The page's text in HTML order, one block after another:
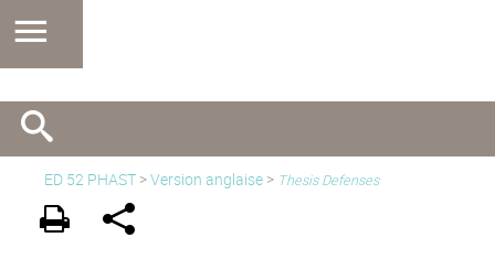
ED 52 PHAST >Version anglaise > Thesis Defenses